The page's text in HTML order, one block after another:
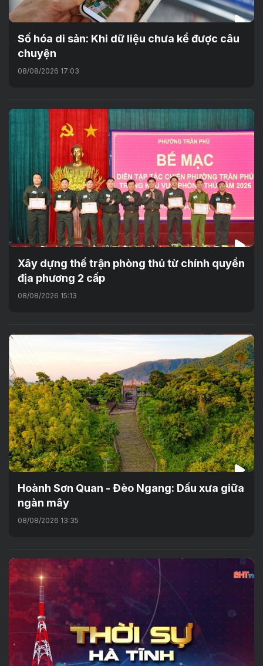
Số hóa di sản: Khi dữ liệu chưa kể được câu
chuyện
08/08/2026 17:03
Xây dựng thế trận phòng thủ từ chính quyền
địa phương 2 cấp
08/08/2026 15:13
Hoành Sơn Quan - Đèo Ngang: Dấu xưa giữa
ngàn mây
08/08/2026 13:35